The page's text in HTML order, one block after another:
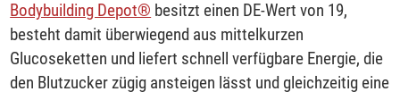
Bodybuilding Depot® besitzt einen DE-Wert von 19,
besteht damit überwiegend aus mittelkurzen
Glucoseketten und liefert schnell verfügbare Energie, die
den Blutzucker zügig ansteigen lässt und gleichzeitig eine